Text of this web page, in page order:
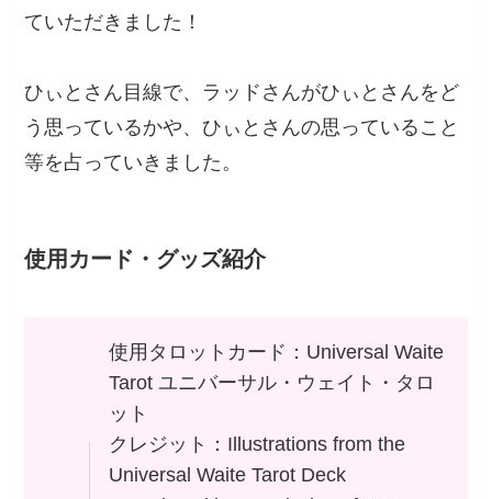
ていただきました！
ひぃとさん目線で、ラッドさんがひぃとさんをど
う思っているかや、ひぃとさんの思っていること
等を占っていきました。
使用カード・グッズ紹介
使用タロットカード：Universal Waite
Tarot ユニバーサル・ウェイト・タロ
ット
クレジット：Illustrations from the
Universal Waite Tarot Deck